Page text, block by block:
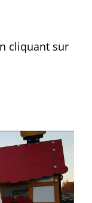
cliquant sur